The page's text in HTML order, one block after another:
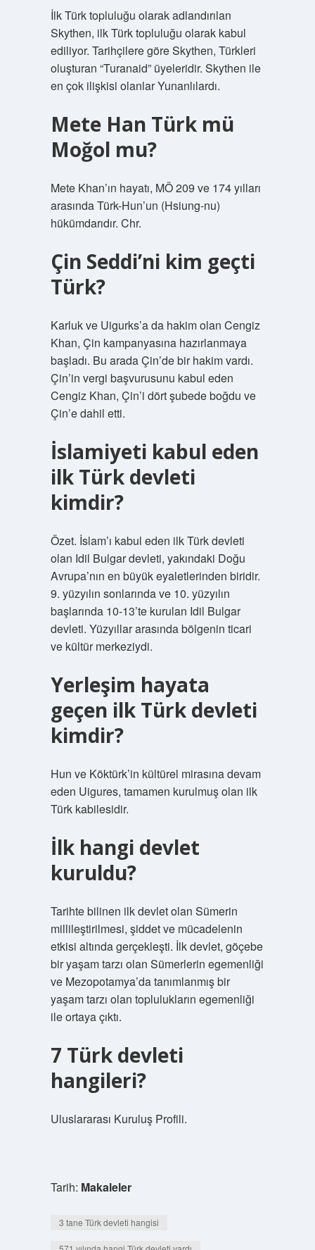
İlk Türk topluluğu olarak adlandırılan
Skythen, ilk Türk topluluğu olarak kabul
ediliyor. Tarihçilere göre Skythen, Türkleri
oluşturan “Turanaid” üyeleridir. Skythen ile
en çok ilişkisi olanlar Yunanlılardı.
Mete Han Türk mü
Moğol mu?
Mete Khan’ın hayatı, MÖ 209 ve 174 yılları
arasında Türk-Hun’un (Hsiung-nu)
hükümdarıdır. Chr.
Çin Seddi’ni kim geçti
Türk?
Karluk ve Uigurks’a da hakim olan Cengiz
Khan, Çin kampanyasına hazırlanmaya
başladı. Bu arada Çin’de bir hakim vardı.
Çin’in vergi başvurusunu kabul eden
Cengiz Khan, Çin’i dört şubede boğdu ve
Çin’e dahil etti.
İslamiyeti kabul eden
ilk Türk devleti
kimdir?
Özet. İslam’ı kabul eden ilk Türk devleti
olan Idil Bulgar devleti, yakındaki Doğu
Avrupa’nın en büyük eyaletlerinden biridir.
9. yüzyılın sonlarında ve 10. yüzyılın
başlarında 10-13’te kurulan Idil Bulgar
devleti. Yüzyıllar arasında bölgenin ticari
ve kültür merkeziydi.
Yerleşim hayata
geçen ilk Türk devleti
kimdir?
Hun ve Köktürk’in kültürel mirasına devam
eden Uigures, tamamen kurulmuş olan ilk
Türk kabilesidir.
İlk hangi devlet
kuruldu?
Tarihte bilinen ilk devlet olan Sümerin
millileştirilmesi, şiddet ve mücadelenin
etkisi altında gerçekleşti. İlk devlet, göçebe
bir yaşam tarzı olan Sümerlerin egemenliği
ve Mezopotamya’da tanımlanmış bir
yaşam tarzı olan toplulukların egemenliği
ile ortaya çıktı.
7 Türk devleti
hangileri?
Uluslararası Kuruluş Profili.
Tarih: Makaleler
3 tane Türk devleti hangisi